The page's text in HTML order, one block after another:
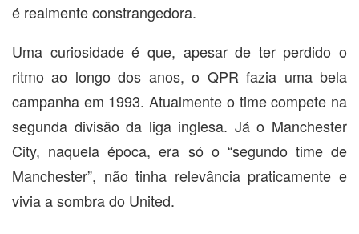
é realmente constrangedora.
Uma curiosidade é que, apesar de ter perdido o
ritmo ao longo dos anos, o QPR fazia uma bela
campanha em 1993. Atualmente o time compete na
segunda divisão da liga inglesa. Já o Manchester
City, naquela época, era só o “segundo time de
Manchester”, não tinha relevância praticamente e
vivia a sombra do United.